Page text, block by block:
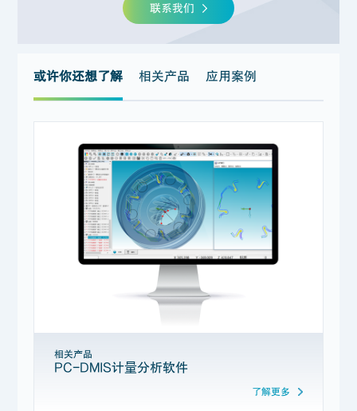
联系我们
或许你还想了解 相关产品 应用案例
相关产品
PC-DMIS计量分析软件
了解更多